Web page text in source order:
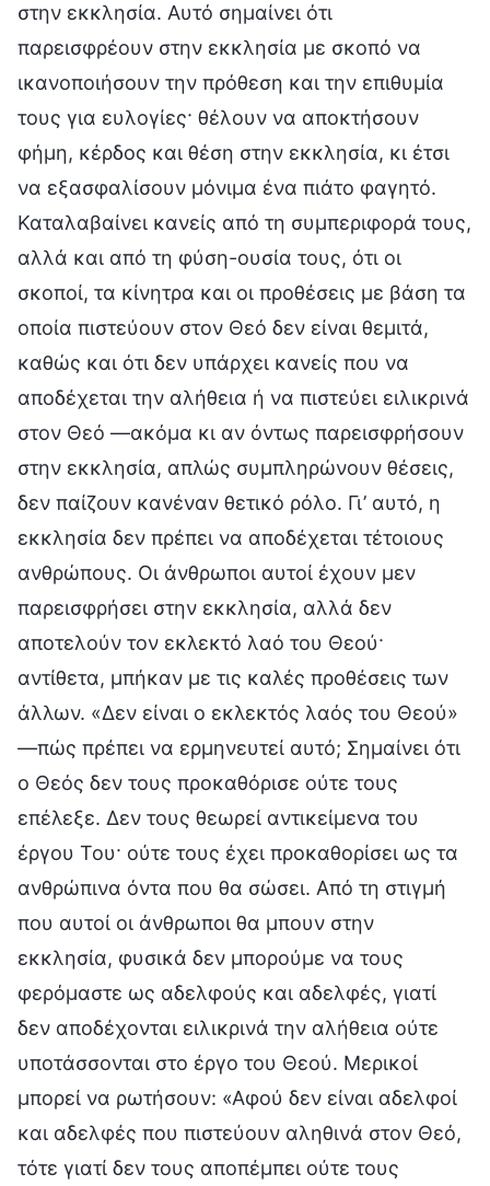
στην εκκλησία. Αυτό σημαίνει ότι
παρεισφρέουν στην εκκλησία με σκοπό να
ικανοποιήσουν την πρόθεση και την επιθυμία
τους για ευλογίες· θέλουν να αποκτήσουν
φήμη, κέρδος και θέση στην εκκλησία, κι έτσι
να εξασφαλίσουν μόνιμα ένα πιάτο φαγητό.
Καταλαβαίνει κανείς από τη συμπεριφορά τους,
αλλά και από τη φύση-ουσία τους, ότι οι
σκοποί, τα κίνητρα και οι προθέσεις με βάση τα
οποία πιστεύουν στον Θεό δεν είναι θεμιτά,
καθώς και ότι δεν υπάρχει κανείς που να
αποδέχεται την αλήθεια ή να πιστεύει ειλικρινά
στον Θεό —ακόμα κι αν όντως παρεισφρήσουν
στην εκκλησία, απλώς συμπληρώνουν θέσεις,
δεν παίζουν κανέναν θετικό ρόλο. Γι’ αυτό, η
εκκλησία δεν πρέπει να αποδέχεται τέτοιους
ανθρώπους. Οι άνθρωποι αυτοί έχουν μεν
παρεισφρήσει στην εκκλησία, αλλά δεν
αποτελούν τον εκλεκτό λαό του Θεού·
αντίθετα, μπήκαν με τις καλές προθέσεις των
άλλων. «Δεν είναι ο εκλεκτός λαός του Θεού»
—πώς πρέπει να ερμηνευτεί αυτό; Σημαίνει ότι
ο Θεός δεν τους προκαθόρισε ούτε τους
επέλεξε. Δεν τους θεωρεί αντικείμενα του
έργου Του· ούτε τους έχει προκαθορίσει ως τα
ανθρώπινα όντα που θα σώσει. Από τη στιγμή
που αυτοί οι άνθρωποι θα μπουν στην
εκκλησία, φυσικά δεν μπορούμε να τους
φερόμαστε ως αδελφούς και αδελφές, γιατί
δεν αποδέχονται ειλικρινά την αλήθεια ούτε
υποτάσσονται στο έργο του Θεού. Μερικοί
μπορεί να ρωτήσουν: «Αφού δεν είναι αδελφοί
και αδελφές που πιστεύουν αληθινά στον Θεό,
τότε γιατί δεν τους αποπέμπει ούτε τους